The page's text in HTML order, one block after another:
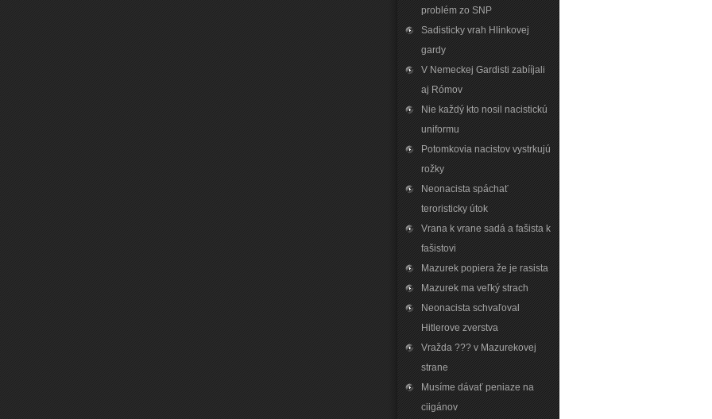
problém zo SNP
Sadisticky vrah Hlinkovej
gardy
V Nemeckej Gardisti zabííjali
aj Rómov
Nie každý kto nosil nacistickú
uniformu
Potomkovia nacistov vystrkujú
rožky
Neonacista spáchať
teroristicky útok
Vrana k vrane sadá a fašista k
fašistovi
Mazurek popiera že je rasista
Mazurek ma veľký strach
Neonacista schvaľoval
Hitlerove zverstva
Vražda ??? v Mazurekovej
strane
Musíme dávať peniaze na
ciigánov